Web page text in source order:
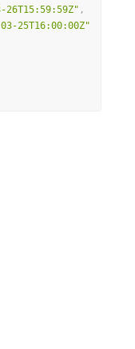
26T15:59:59Z" ,
25T16:00:00Z"